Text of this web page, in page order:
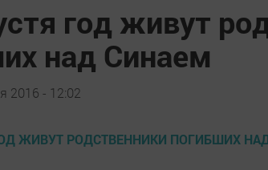
год живут
над Синаем
2016 - 12:02